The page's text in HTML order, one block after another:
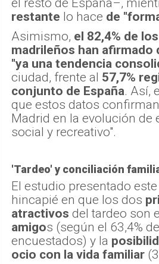
el resto de España–,
restante lo hace de
Asimismo, el 82,4% de
madrileños han afirmado
"ya una tendencia
ciudad, frente al 57,7%
conjunto de España. Así,
que estos datos
Madrid en la evolución de
social y recreativo".
'Tardeo' y conciliación
El estudio presentado
hincapié en que los dos
atractivos del tardeo son
amigos (según el 63,4%
encuestados) y la
ocio con la vida familiar